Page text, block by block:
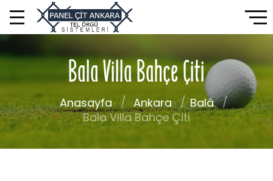
Bala Villa Bahçe Çiti
Anasayfa Ankara
Balâ
Bala Villa Bahçe Çiti